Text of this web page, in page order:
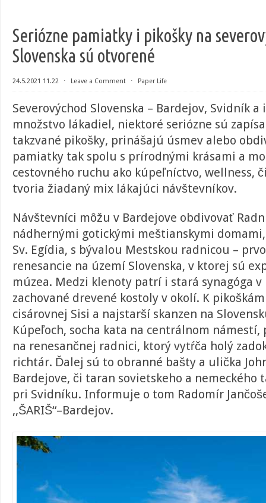
Seriózne pamiatky i pikošky na
Slovenska sú otvorené
24.5.2021 11.22 ⋅ Leave a Comment ⋅ Paper Life
Severovýchod Slovenska – Bardejov, Svidník
množstvo lákadiel, niektoré seriózne sú
takzvané pikošky, prinášajú úsmev alebo
pamiatky tak spolu s prírodnými krásami a
cestovného ruchu ako kúpeľníctvo, wellness,
tvoria žiadaný mix lákajúci návštevníkov.
Návštevníci môžu v Bardejove obdivovať
nádhernými gotickými meštianskymi
Sv. Egídia, s bývalou Mestskou radnicou –
renesancie na území Slovenska, v ktorej sú
múzea. Medzi klenoty patrí i stará synagóga v
zachované drevené kostoly v okolí. K
cisárovnej Sisi a najstarší skanzen na
Kúpeľoch, socha kata na centrálnom námestí,
na renesančnej radnici, ktorý vytŕča holý
richtár. Ďalej sú to obranné bašty a ulička
Bardejove, či taran sovietskeho a nemeckého
pri Svidníku. Informuje o tom Radomír
,,ŠARIŠ“–Bardejov.